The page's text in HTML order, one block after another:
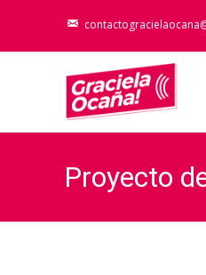
Proyecto